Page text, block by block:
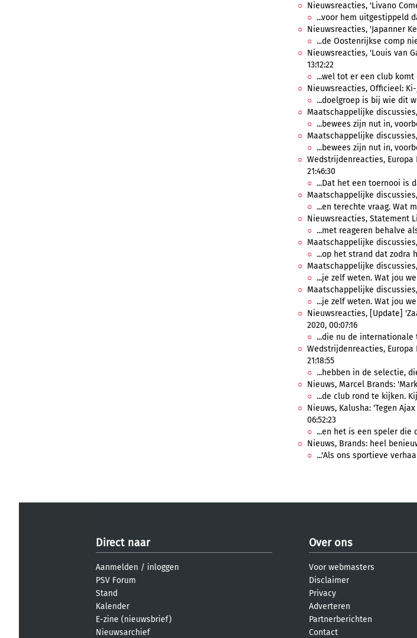
Nieuwsreacties, 'Livano
...voor hem uitgestippeld
Nieuwsreacties, 'Japanner
...de Oostenrijkse comp
Nieuwsreacties, 'Louis van
13:12:22
...wel tot er een club komt
Nieuwsreacties, Officieel: Ki-
...doelgroep is bij wie dit
Maatschappelijke discussies,
...bewees zijn nut in,
Maatschappelijke discussies,
...bewees zijn nut in,
Wedstrijdenreacties, Europa
21:46:30
...Dat het een toernooi is
Maatschappelijke discussies,
...en terechte vraag. Wat
Nieuwsreacties, Statement
...met reageren behalve
Maatschappelijke discussies,
...op het strand dat zodra
Maatschappelijke
...je zelf weten. Wat jou
Maatschappelijke
...je zelf weten. Wat jou
Nieuwsreacties, [Update]
2020, 00:07:16
...die nu de internationale
Wedstrijdenreacties, Europa
21:18:55
...hebben in de selectie,
Nieuws, Marcel Brands:
...de club rond te kijken.
Nieuws, Kalusha: 'Tegen
06:52:23
...en het is een speler die
Nieuws, Brands: heel
...'Als ons sportieve
Direct naar
Aanmelden / inloggen
PSV Forum
Stand
Kalender
E-zine (nieuwsbrief)
Nieuwsarchief
Over ons
Voor webmasters
Disclaimer
Privacy
Adverteren
Partnerberichten
Contact